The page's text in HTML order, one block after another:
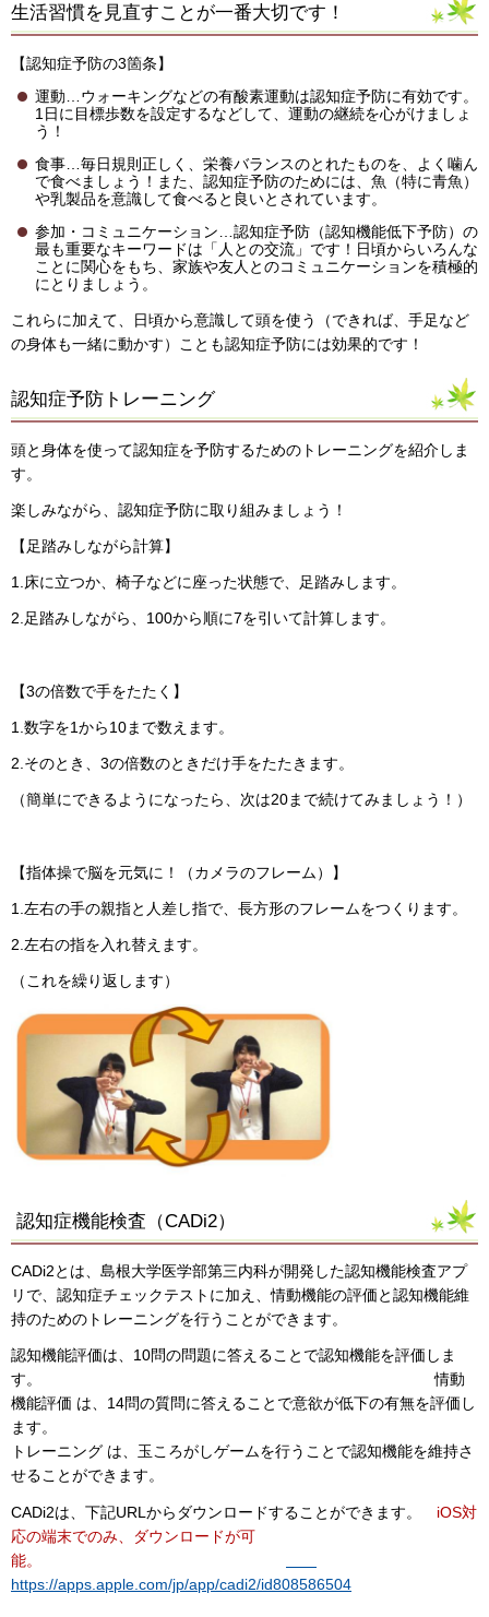
生活習慣を見直すことが一番大切です！
【認知症予防の3箇条】
運動…ウォーキングなどの有酸素運動は認知症予防に有効です。
1日に目標歩数を設定するなどして、運動の継続を心がけましょ
う！
食事…毎日規則正しく、栄養バランスのとれたものを、よく噛ん
で食べましょう！また、認知症予防のためには、魚（特に青魚）
や乳製品を意識して食べると良いとされています。
参加・コミュニケーション…認知症予防（認知機能低下予防）の
最も重要なキーワードは「人との交流」です！日頃からいろんな
ことに関心をもち、家族や友人とのコミュニケーションを積極的
にとりましょう。
これらに加えて、日頃から意識して頭を使う（できれば、手足など
の身体も一緒に動かす）ことも認知症予防には効果的です！
認知症予防トレーニング
頭と身体を使って認知症を予防するためのトレーニングを紹介しま
す。
楽しみながら、認知症予防に取り組みましょう！
【足踏みしながら計算】
1.床に立つか、椅子などに座った状態で、足踏みします。
2.足踏みしながら、100から順に7を引いて計算します。
【3の倍数で手をたたく】
1.数字を1から10まで数えます。
2.そのとき、3の倍数のときだけ手をたたきます。
（簡単にできるようになったら、次は20まで続けてみましょう！）
【指体操で脳を元気に！（カメラのフレーム）】
1.左右の手の親指と人差し指で、長方形のフレームをつくります。
2.左右の指を入れ替えます。
（これを繰り返します）
認知症機能検査（CADi2）
CADi2とは、島根大学医学部第三内科が開発した認知機能検査アプ
リで、認知症チェックテストに加え、情動機能の評価と認知機能維
持のためのトレーニングを行うことができます。
認知機能評価は、10問の問題に答えることで認知機能を評価しま
す。 情動
機能評価 は、14問の質問に答えることで意欲が低下の有無を評価し
ます。
トレーニング は、玉ころがしゲームを行うことで認知機能を維持さ
せることができます。
CADi2は、下記URLからダウンロードすることができます。 iOS対
応の端末でのみ、ダウンロードが可
能。
https://apps.apple.com/jp/app/cadi2/id808586504